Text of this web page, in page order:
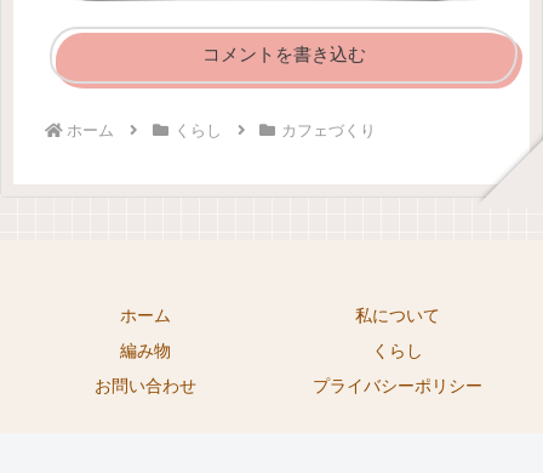
コメントを書き込む
ホーム くらし カフェづくり
ホーム
私について
編み物
くらし
お問い合わせ
プライバシーポリシー